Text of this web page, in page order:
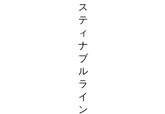
ス
テ
ィ
ナ
ブ
ル
ラ
イ
ン